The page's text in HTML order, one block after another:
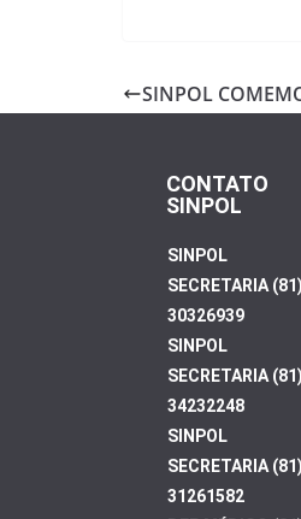
b
o
o
k
er
SINPOL
CONTATO
SINPOL
SINPOL
SECRETARIA (81)
30326939
SINPOL
SECRETARIA (81)
34232248
SINPOL
SECRETARIA (81)
31261582